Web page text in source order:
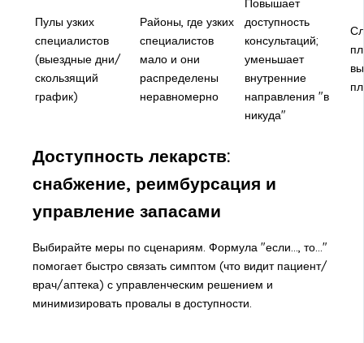
Пулы узких
специалистов
(выездные дни/
скользящий
график)
Районы, где узких
специалистов
мало и они
распределены
неравномерно
Повышает
доступность
консультаций;
уменьшает
внутренние
направления "в
никуда"
Доступность лекарств:
снабжение, реимбурсация и
управление запасами
Выбирайте меры по сценариям. Формула "если..., то..."
помогает быстро связать симптом (что видит пациент/
врач/аптека) с управленческим решением и
минимизировать провалы в доступности.